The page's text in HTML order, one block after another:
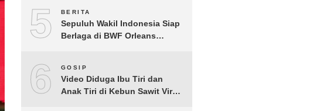
5 BERITA
Sepuluh Wakil Indonesia Siap
Berlaga di BWF Orleans
6 GOSIP
Video Diduga Ibu Tiri dan
Anak Tiri di Kebun Sawit Viral,